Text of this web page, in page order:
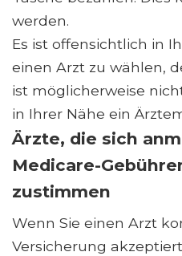
werden.
Es ist offensichtlich in
einen Arzt zu wählen,
ist möglicherweise
in Ihrer Nähe ein
Ärzte, die sich
Medicare-
zustimmen
Wenn Sie einen Arzt
Versicherung